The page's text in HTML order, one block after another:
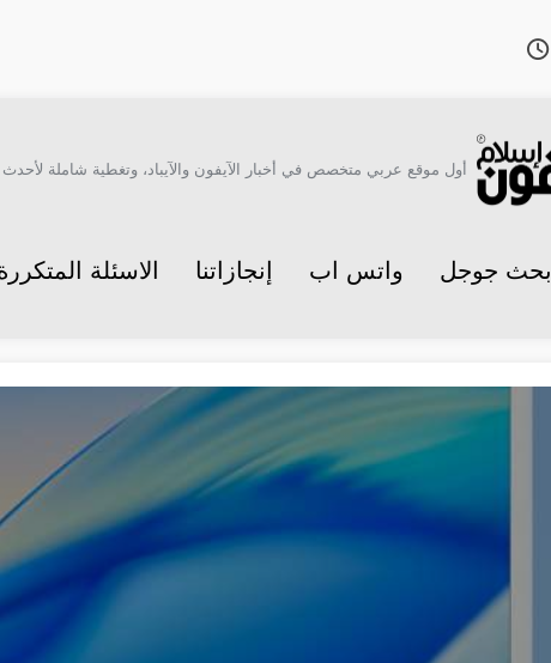
أول موقع عربي متخصص في أخبار الآيفون والآيباد، وتغطية شاملة لأحدث
بحث جوجل واتس اب إنجازاتنا الاسئلة